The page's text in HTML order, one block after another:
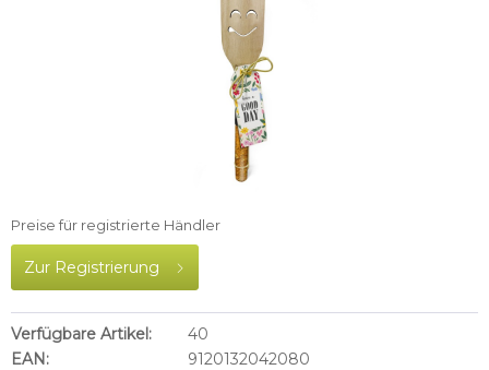
Preise für registrierte Händler
Zur Registrierung
Verfügbare Artikel:
40
EAN:
9120132042080